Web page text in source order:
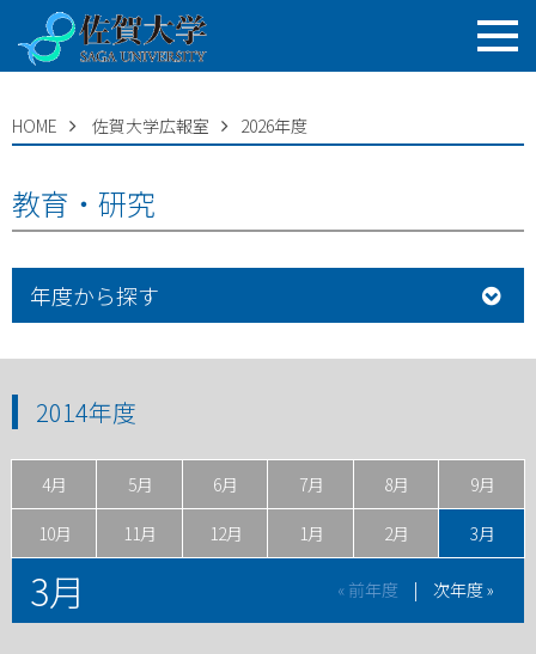
HOME 佐賀大学広報室 2026年度
教育・研究
年度から探す
2014年度
4月 5月 6月 7月 8月 9月
10月 11月 12月 1月 2月 3月
3月 « 前年度 | 次年度 »